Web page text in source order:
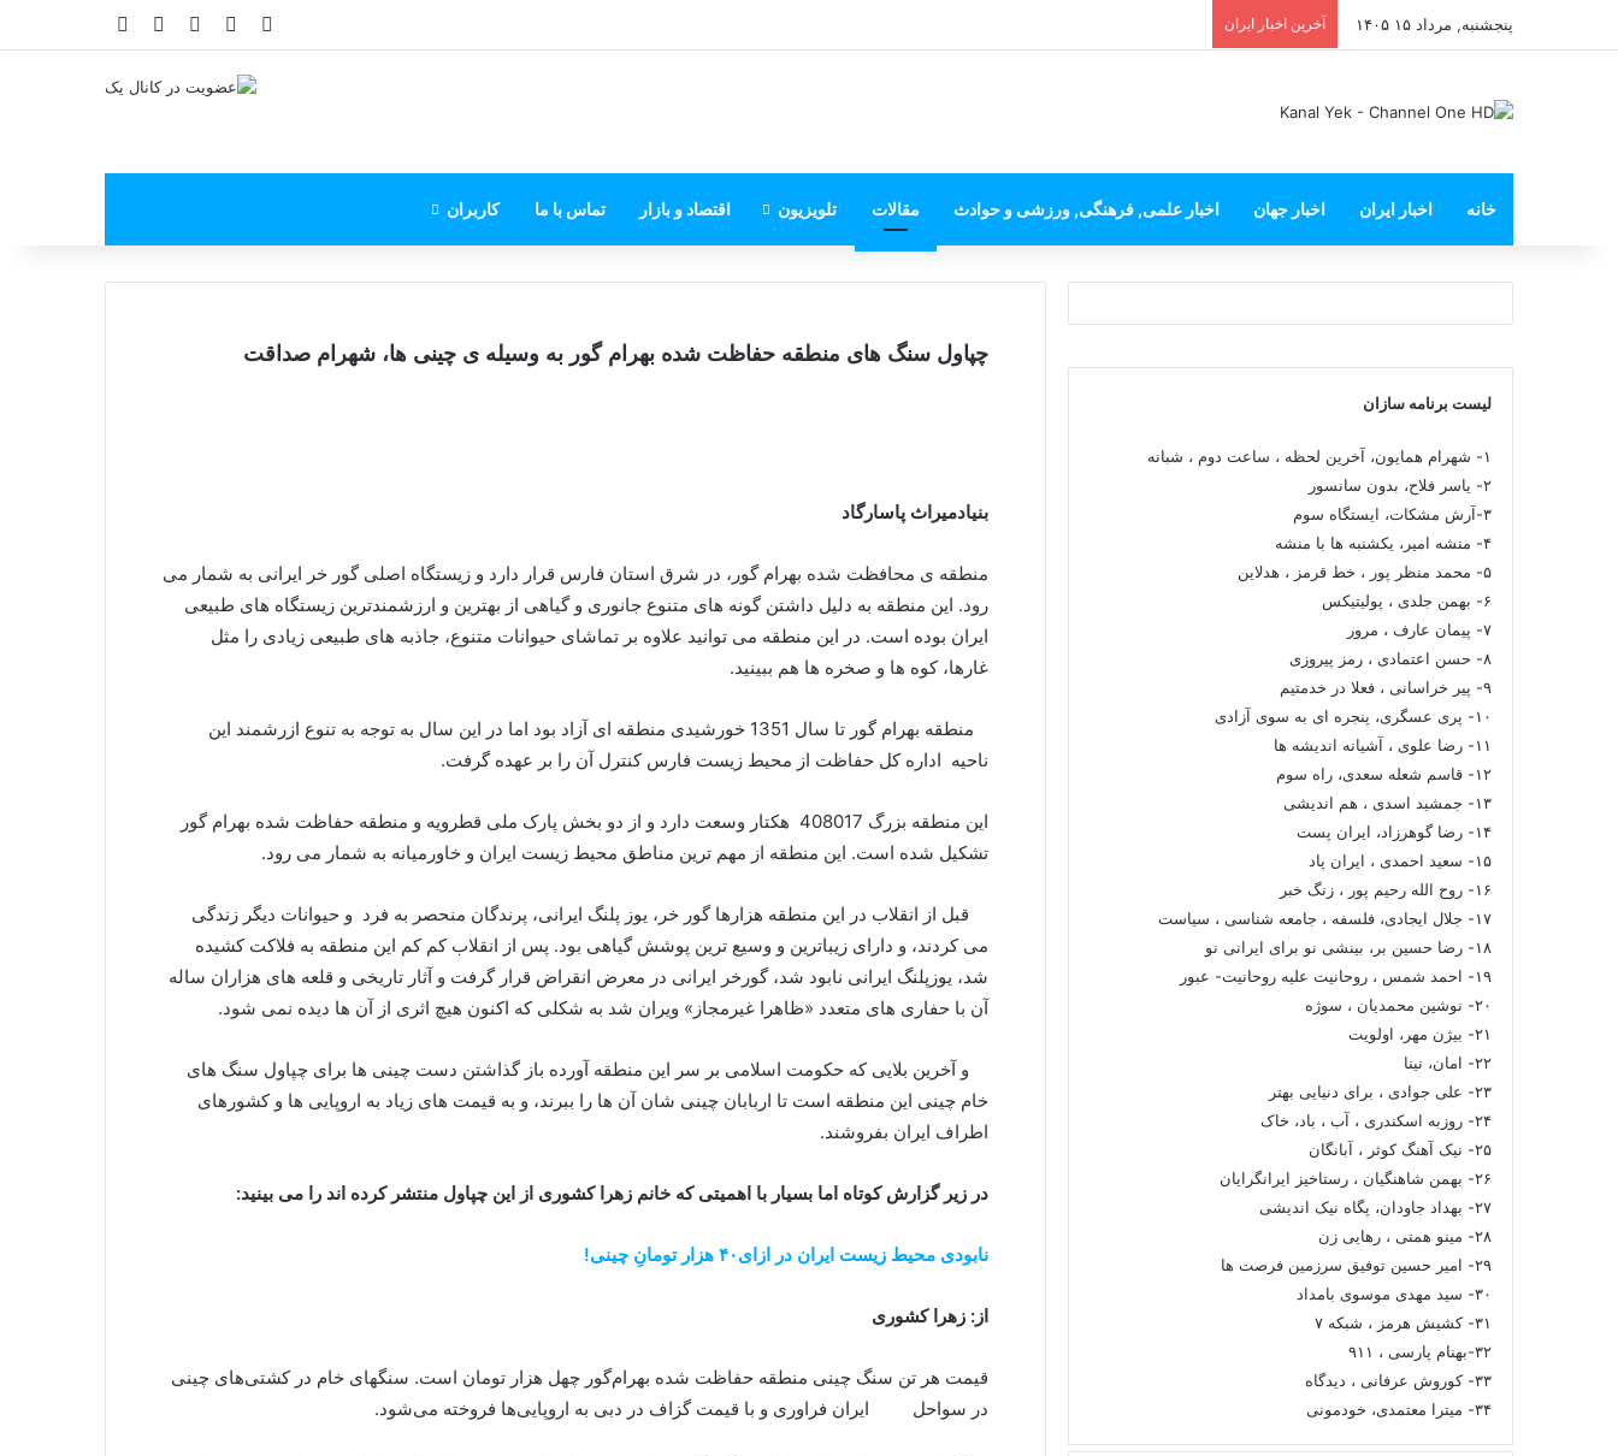
پنجشنبه, مرداد ۱۵ ۱۴۰۵ آخرین اخبار ایران فیس بوک یوتیوب اینستاگرام
خانه اخبار ایران اخبار جهان اخبار علمی, فرهنگی, ورزشی و حوادث مقالات تلویزیون اقتصاد و بازار تماس با ما کاربران
چپاول سنگ های منطقه حفاظت شده بهرام گور به وسیله ی چینی ها، شهرام صداقت
بنیادمیراث پاسارگاد
منطقه ی محافظت شده بهرام گور، در شرق استان فارس قرار دارد و زیستگاه اصلی گور خر ایرانی به شمار می
رود. این منطقه به دلیل داشتن گونه های متنوع جانوری و گیاهی از بهترین و ارزشمندترین زیستگاه های طبیعی
ایران بوده است. در این منطقه می توانید علاوه بر تماشای حیوانات متنوع، جاذبه های طبیعی زیادی را مثل
غارها، کوه ها و صخره ها هم ببینید.
منطقه بهرام گور تا سال 1351 خورشیدی منطقه ای آزاد بود اما در این سال به توجه به تنوع ازرشمند این
ناحیه اداره کل حفاظت از محیط زیست فارس کنترل آن را بر عهده گرفت.
این منطقه بزرگ 408017 هکتار وسعت دارد و از دو بخش پارک ملی قطرویه و منطقه حفاظت شده بهرام گور
تشکیل شده است. این منطقه از مهم ترین مناطق محیط زیست ایران و خاورمیانه به شمار می رود.
قبل از انقلاب در این منطقه هزارها گور خر، یوز پلنگ ایرانی، پرندگان منحصر به فرد و حیوانات دیگر زندگی
می کردند، و دارای زیباترین و وسیع ترین پوشش گیاهی بود. پس از انقلاب کم کم این منطقه به فلاکت کشیده
شد، یوزپلنگ ایرانی نابود شد، گورخر ایرانی در معرض انقراض قرار گرفت و آثار تاریخی و قلعه های هزاران ساله
آن با حفاری های متعدد «ظاهرا غیرمجاز» ویران شد به شکلی که اکنون هیچ اثری از آن ها دیده نمی شود.
و آخرین بلایی که حکومت اسلامی بر سر این منطقه آورده باز گذاشتن دست چینی ها برای چپاول سنگ های
خام چینی این منطقه است تا اربابان چینی شان آن ها را ببرند، و به قیمت های زیاد به اروپایی ها و کشورهای
اطراف ایران بفروشند.
در زیر گزارش کوتاه اما بسیار با اهمیتی که خانم زهرا کشوری از این چپاول منتشر کرده اند را می بینید:
نابودی محیط زیست ایران در ازای۴۰ هزار تومانِ چینی!
از: زهرا کشوری
قیمت هر تن سنگ چینی منطقه حفاظت شده بهرام‌گور چهل هزار تومان است. سنگهای خام در کشتی‌های چینی
در سواحل ایران فراوری و با قیمت گزاف در دبی به اروپایی‌ها فروخته می‌شود.
لیست برنامه سازان
۱- شهرام همایون، آخرین لحظه ، ساعت دوم ، شبانه
۲- یاسر فلاح، بدون سانسور
۳-آرش مشکات، ایستگاه سوم
۴- منشه امیر، یکشنبه ها با منشه
۵- محمد منظر پور ، خط قرمز ، هدلاین
۶- بهمن جلدی ، پولیتیکس
۷- پیمان عارف ، مرور
۸- حسن اعتمادی ، رمز پیروزی
۹- پیر خراسانی ، فعلا در خدمتیم
۱۰- پری عسگری، پنجره ای به سوی آزادی
۱۱- رضا علوی ، آشیانه اندیشه ها
۱۲- قاسم شعله سعدی، راه سوم
۱۳- جمشید اسدی ، هم اندیشی
۱۴- رضا گوهرزاد، ایران پست
۱۵- سعید احمدی ، ایران پاد
۱۶- روح الله رحیم پور ، زنگ خبر
۱۷- جلال ایجادی، فلسفه ، جامعه شناسی ، سیاست
۱۸- رضا حسین بر، بینشی نو برای ایرانی نو
۱۹- احمد شمس ، روحانیت علیه روحانیت- عبور
۲۰- نوشین محمدیان ، سوژه
۲۱- بیژن مهر، اولویت
۲۲- امان، نینا
۲۳- علی جوادی ، برای دنیایی بهتر
۲۴- روزبه اسکندری ، آب ، باد، خاک
۲۵- نیک آهنگ کوثر ، آبانگان
۲۶- بهمن شاهنگیان ، رستاخیز ایرانگرایان
۲۷- بهداد جاودان، پگاه نیک اندیشی
۲۸- مینو همتی ، رهایی زن
۲۹- امیر حسین توفیق سرزمین فرصت ها
۳۰- سید مهدی موسوی بامداد
۳۱- کشیش هرمز ، شبکه ۷
۳۲-بهنام پارسی ، ۹۱۱
۳۳- کوروش عرفانی ، دیدگاه
۳۴- میترا معتمدی، خودمونی